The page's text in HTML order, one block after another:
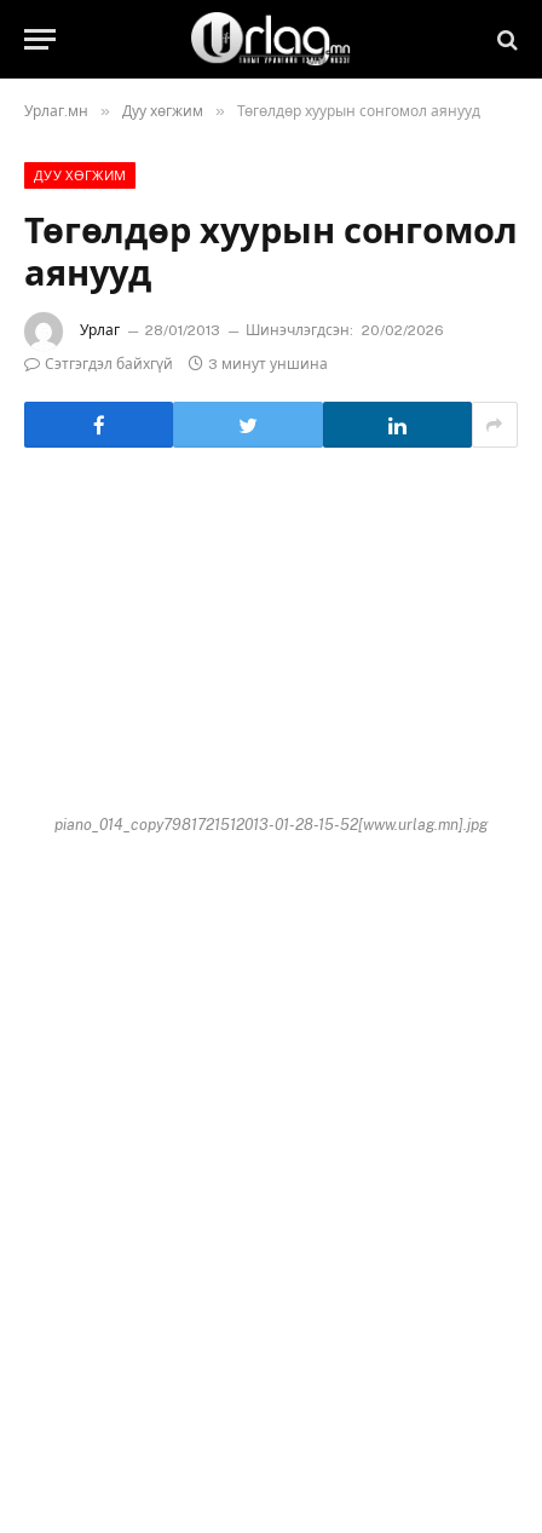
Урлаг.мн » Дуу хөгжим » Төгөлдөр хуурын сонгомол аянууд
ДУУ ХӨГЖИМ
Төгөлдөр хуурын сонгомол
аянууд
Урлаг 28/01/2013 Шинэчлэгдсэн: 20/02/2026
Сэтгэгдэл байхгүй
3 минут уншина
piano_014_copy7981721512013-01-28-15-52[www.urlag.mn].jpg